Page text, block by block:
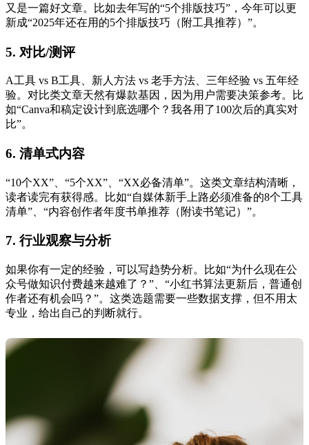
又是一篇好文章。比如去年写的“5个排版技巧”，今年可以更
新成“2025年还在用的5个排版技巧（附工具推荐）”。
5. 对比/测评
A工具 vs B工具、新人方法 vs 老手方法、三年经验 vs 五年经
验。对比类文章天然有爆款基因，因为用户需要决策参考。比
如“Canva和稿定设计到底选哪个？我各用了100次后的真实对
比”。
6. 清单式内容
“10个XX”、“5个XX”、“XX必备清单”。这类文章结构清晰，
读者读完有获得感。比如“自媒体新手上路必须准备的8个工具
清单”、“内容创作者年度书单推荐（附读书笔记）”。
7. 行业观察与分析
如果你有一定的经验，可以写趋势分析。比如“为什么现在公
众号做知识付费越来越难了？”、“小红书算法更新后，普通创
作者还有机会吗？”。这类选题需要一些数据支撑，但不用太
专业，给出自己的判断就行。